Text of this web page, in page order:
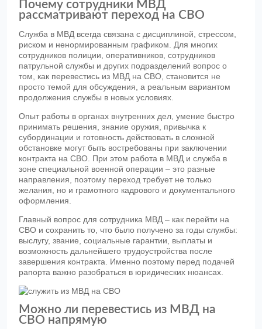
Почему сотрудники МВД
рассматривают переход на СВО
Служба в МВД всегда связана с дисциплиной, стрессом,
риском и ненормированным графиком. Для многих
сотрудников полиции, оперативников, сотрудников
патрульной службы и других подразделений вопрос о
том, как перевестись из МВД на СВО, становится не
просто темой для обсуждения, а реальным вариантом
продолжения службы в новых условиях.
Опыт работы в органах внутренних дел, умение быстро
принимать решения, знание оружия, привычка к
субординации и готовность действовать в сложной
обстановке могут быть востребованы при заключении
контракта на СВО. При этом работа в МВД и служба в
зоне специальной военной операции – это разные
направления, поэтому переход требует не только
желания, но и грамотного кадрового и документального
оформления.
Главный вопрос для сотрудника МВД – как перейти на
СВО и сохранить то, что было получено за годы службы:
выслугу, звание, социальные гарантии, выплаты и
возможность дальнейшего трудоустройства после
завершения контракта. Именно поэтому перед подачей
рапорта важно разобраться в юридических нюансах.
Можно ли перевестись из МВД на
СВО напрямую